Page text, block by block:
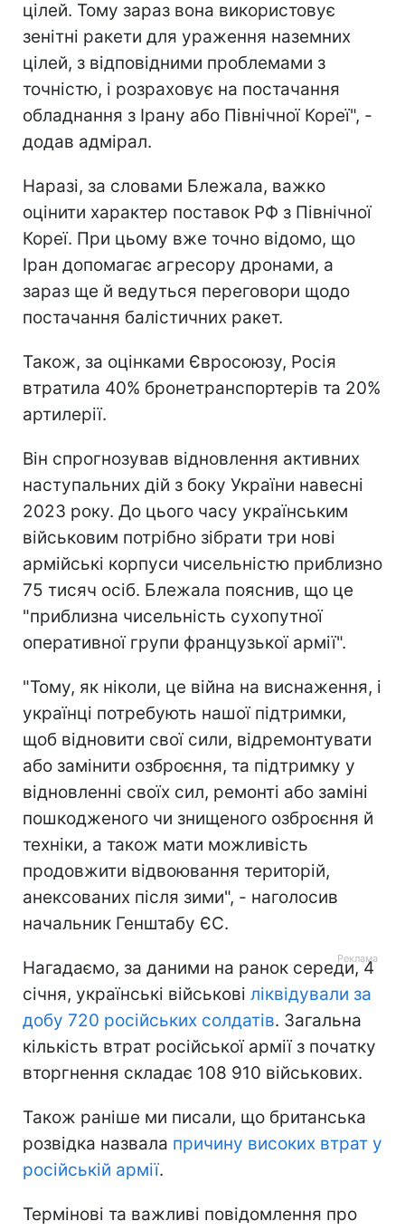
цілей. Тому зараз вона використовує
зенітні ракети для ураження наземних
цілей, з відповідними проблемами з
точністю, і розраховує на постачання
обладнання з Ірану або Північної Кореї", -
додав адмірал.
Наразі, за словами Блежала, важко
оцінити характер поставок РФ з Північної
Кореї. При цьому вже точно відомо, що
Іран допомагає агресору дронами, а
зараз ще й ведуться переговори щодо
постачання балістичних ракет.
Також, за оцінками Євросоюзу, Росія
втратила 40% бронетранспортерів та 20%
артилерії.
Він спрогнозував відновлення активних
наступальних дій з боку України навесні
2023 року. До цього часу українським
військовим потрібно зібрати три нові
армійські корпуси чисельністю приблизно
75 тисяч осіб. Блежала пояснив, що це
"приблизна чисельність сухопутної
оперативної групи французької армії".
"Тому, як ніколи, це війна на виснаження, і
українці потребують нашої підтримки,
щоб відновити свої сили, відремонтувати
або замінити озброєння, та підтримку у
відновленні своїх сил, ремонті або заміні
пошкодженого чи знищеного озброєння й
техніки, а також мати можливість
продовжити відвоювання територій,
анексованих після зими", - наголосив
начальник Генштабу ЄС.
Нагадаємо, за даними на ранок середи, 4
січня, українські військові ліквідували за
добу 720 російських солдатів. Загальна
кількість втрат російської армії з початку
вторгнення складає 108 910 військових.
Також раніше ми писали, що британська
розвідка назвала причину високих втрат у
російській армії.
Термінові та важливі повідомлення про